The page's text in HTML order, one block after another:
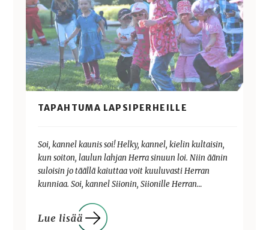
TAPAHTUMA LAPSIPERHEILLE
Soi, kannel kaunis soi! Helky, kannel, kielin kultaisin,
kun soiton, laulun lahjan Herra sinuun loi. Niin äänin
suloisin jo täällä kaiuttaa voit kuuluvasti Herran
kunniaa. Soi, kannel Siionin, Siionille Herran…